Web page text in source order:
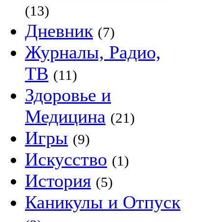
(13)
Дневник (7)
Журналы, Радио,
ТВ (11)
Здоровье и
Медицина (21)
Игры (9)
Искусство (1)
История (5)
Каникулы и Отпуск